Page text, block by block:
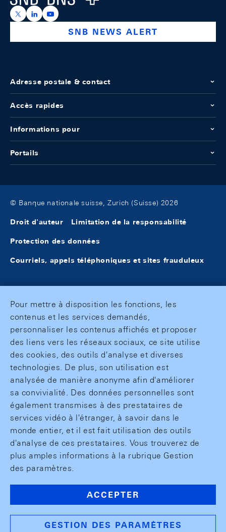
https://x.com/snb_bns
https://ch.linkedin.com/company/swiss-national-
https://www.youtube.com/@swissnationalbank
SNB NEWS ALERT
Adresse postale & contact
Accès rapides
Informations pour
Portails
© Banque nationale suisse, Zurich (Suisse) 2026
Droit d'auteur Limitation de la responsabilité
Protection des données
Courriels, appels téléphoniques et sites frauduleux
Pour mettre à disposition les fonctions, les
contenus et les services demandés,
personnaliser les contenus affichés et proposer
des liens vers les réseaux sociaux, ce site utilise
des cookies, des outils d'analyse et diverses
technologies. De plus, son utilisation est
analysée de manière anonyme afin d'améliorer
sa convivialité. Des données personnelles sont
également transmises à des prestataires de
services vidéo à l'étranger, à savoir dans le
monde entier, et il est fait utilisation des outils
d'analyse de ces prestataires. Vous trouverez de
plus amples informations à la rubrique Gestion
des paramètres.
ACCEPTER
GESTION DES PARAMÈTRES